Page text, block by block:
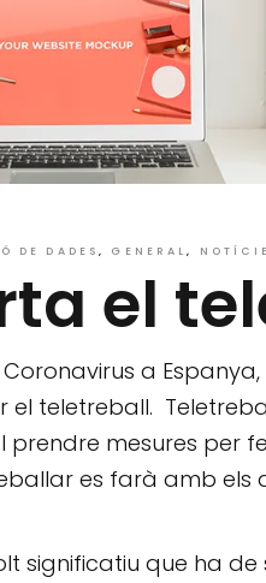
DE DADES GENERAL
el
a
el teletreball.
mesures per
es farà amb els
significatiu que ha